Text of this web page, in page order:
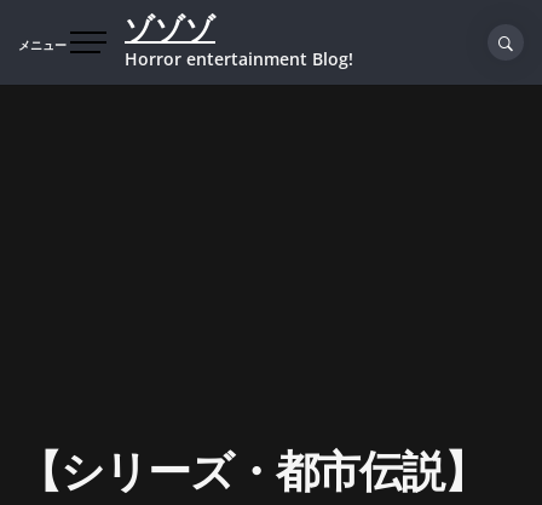
メニュー ゾゾゾ
Horror entertainment Blog!
【シリーズ・都市伝説】